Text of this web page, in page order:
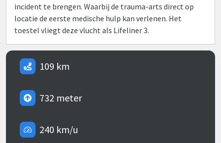
incident te brengen. Waarbij de trauma-arts direct op
locatie de eerste medische hulp kan verlenen. Het
toestel vliegt deze vlucht als Lifeliner 3.
109 km
732 meter
240 km/u